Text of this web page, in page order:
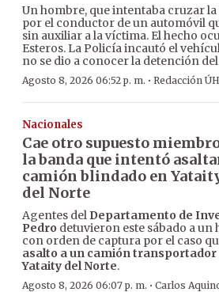
Un hombre, que intentaba cruzar
por el conductor de un automóvil
sin auxiliar a la víctima. El hecho
Esteros. La Policía incautó el
no se dio a conocer la detención
Agosto 8, 2026 06:52 p. m. · Redacción ÚH
Nacionales
Cae otro supuesto
la banda que intentó
camión blindado en
del Norte
Agentes del Departamento de
Pedro detuvieron este sábado a
con orden de captura por el caso
asalto a un camión transportador
Yataity del Norte.
Agosto 8, 2026 06:07 p. m. · Carlos